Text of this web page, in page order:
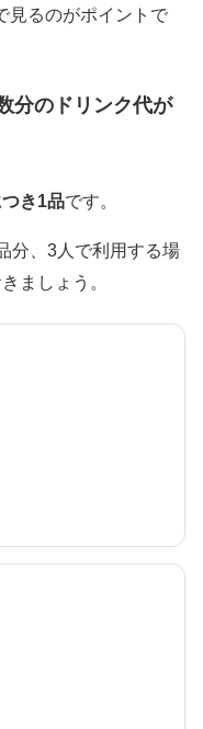
見るのがポイントで
分のドリンク代が
き1品です。
分、3人で利用する場
ましょう。